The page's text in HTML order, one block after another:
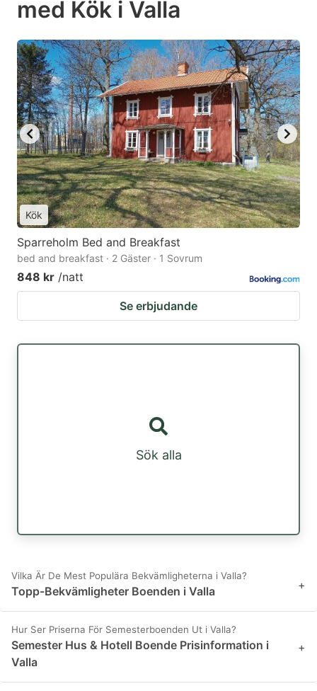
med Kök i Valla
Kök
Sparreholm Bed and Breakfast
bed and breakfast · 2 Gäster · 1 Sovrum
848 kr /natt
Se erbjudande
Sök alla
Vilka Är De Mest Populära Bekvämligheterna i Valla?
Topp-Bekvämligheter Boenden i Valla +
Hur Ser Priserna För Semesterboenden Ut i Valla?
Semester Hus & Hotell Boende Prisinformation i
Valla
+